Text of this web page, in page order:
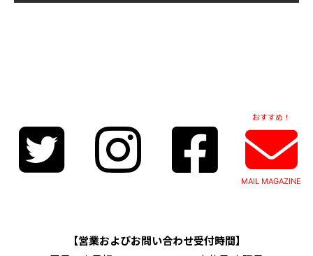
おすすめ！
MAIL MAGAZINE
【営業およびお問い合わせ受付時間】